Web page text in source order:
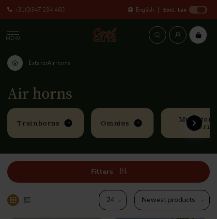
+31(0)347 234 460 English Excl. tax
MENU
ExteriorAir horns
Air horns
Trainhorns Omnius Multi-
horns
Filters